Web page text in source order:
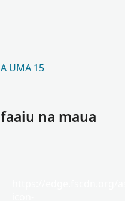
UMA 15
na maua